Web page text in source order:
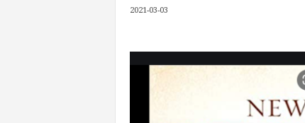
2021-03-03